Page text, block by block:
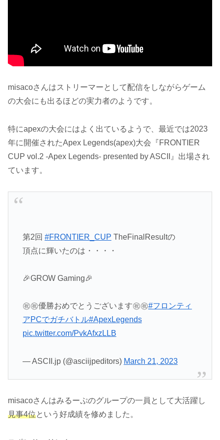
misacoさんはストリーマーとして配信をしながらゲーム
の大会にも出るほどの実力者のようです。
特にapexの大会にはよく出ているようで、最近では2023
年に開催されたApex Legends(apex)大会『FRONTIER
CUP vol.2 -Apex Legends- presented by ASCII』出場され
ています。
第2回 #FRONTIER_CUP TheFinalResultの
頂点に輝いたのは・・・・
🎉GROW Gaming🎉
㊗️㊗️優勝おめでとうございます㊗️㊗️#フロンティ
アPCでガチバトル#ApexLegends
pic.twitter.com/PvkAfxzLLB
— ASCII.jp (@asciijpeditors) March 21, 2023
misacoさんはみるーぷのグループの一員として大活躍し
見事4位という好成績を修めました。